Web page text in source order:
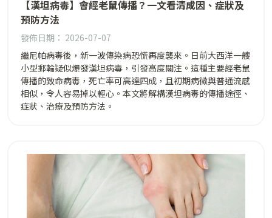
【漢坦病毒】會經老鼠傳播？一文看清成因、症狀及
預防方法
發佈日期： 2026-07-07
繼尼帕病毒後，新一波傳染病恐慌再度襲來。日前大西洋一艘
小型郵輪疑似爆發漢坦病毒，引發高度關注。這種主要經老鼠
傳播的致命病毒，死亡率可高達四成，且初期病徵與普通流感
相似，令人容易掉以輕心。本文將解構漢坦病毒的傳播途徑、
症狀、治療及預防方法。